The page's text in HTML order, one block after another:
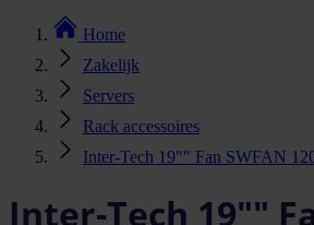
Home
Zakelijk
Servers
Rack accessoires
Inter-Tech 19"" Fan SWFAN
Inter-Tech 19""